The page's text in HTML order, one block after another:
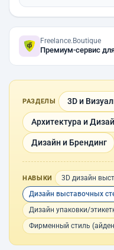
Freelance.Boutique
Премиум-сервис
РАЗДЕЛЫ 3D и
Архитектура и
Дизайн и Брендинг
НАВЫКИ
3D дизайн
Дизайн выставочных
Дизайн упаковки/
Фирменный стиль